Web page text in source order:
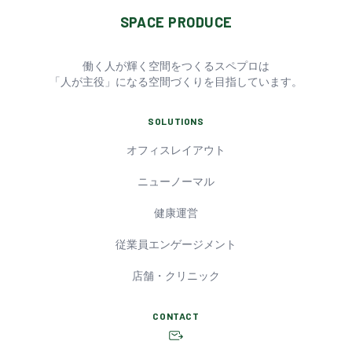
SPACE PRODUCE
働く人が輝く空間をつくるスペプロは
「人が主役」になる空間づくりを目指しています。
SOLUTIONS
オフィスレイアウト
ニューノーマル
健康運営
従業員エンゲージメント
店舗・クリニック
CONTACT